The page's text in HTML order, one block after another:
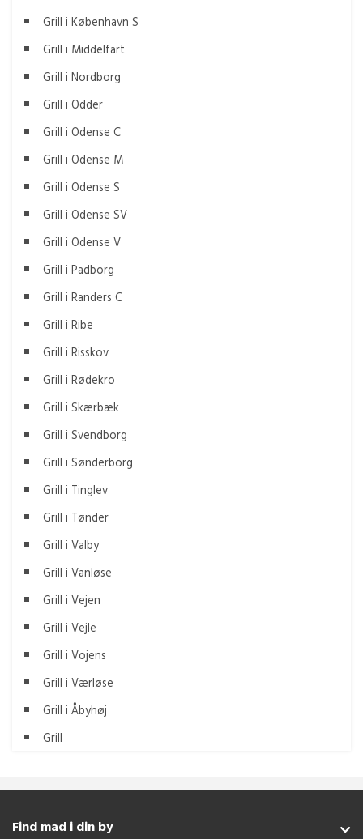
Grill i København S
Grill i Middelfart
Grill i Nordborg
Grill i Odder
Grill i Odense C
Grill i Odense M
Grill i Odense S
Grill i Odense SV
Grill i Odense V
Grill i Padborg
Grill i Randers C
Grill i Ribe
Grill i Risskov
Grill i Rødekro
Grill i Skærbæk
Grill i Svendborg
Grill i Sønderborg
Grill i Tinglev
Grill i Tønder
Grill i Valby
Grill i Vanløse
Grill i Vejen
Grill i Vejle
Grill i Vojens
Grill i Værløse
Grill i Åbyhøj
Grill
Find mad i din by